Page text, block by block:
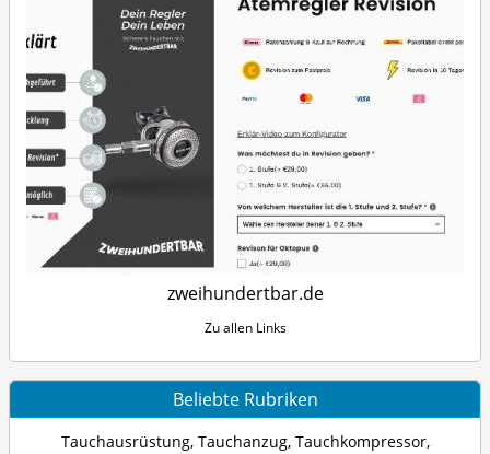
zweihundertbar.de
Zu allen Links
Beliebte Rubriken
Tauchausrüstung, Tauchanzug, Tauchkompressor,